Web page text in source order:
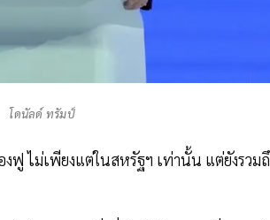
โดนัลด์ ทรัมป์
ไม่เพียงแต่ในสหรัฐฯ เท่านั้น แต่ยังรวม